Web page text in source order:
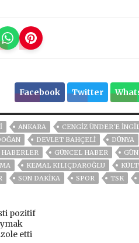
Facebook Twitter
ANKARA CENGIZ ÜNDER'E
DEVLET BAHÇELİ DÜNYA
GÜNCEL HABER
KEMAL KILIÇDAROĞLU
SON DAKIKA SPOR TSK
pozitif
etti